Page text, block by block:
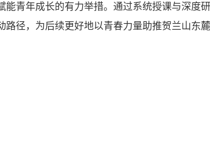
年成长的有力举措。通过系统授课与深度
径，为后续更好地以青春力量助推贺兰山东